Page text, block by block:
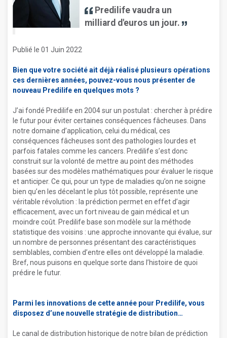
Predilife vaudra un
milliard d'euros un jour.
Publié le 01 Juin 2022
Bien que votre société ait déjà réalisé plusieurs opérations
ces dernières années, pouvez-vous nous présenter de
nouveau Predilife en quelques mots ?
J’ai fondé Predilife en 2004 sur un postulat : chercher à prédire
le futur pour éviter certaines conséquences fâcheuses. Dans
notre domaine d’application, celui du médical, ces
conséquences fâcheuses sont des pathologies lourdes et
parfois fatales comme les cancers. Predilife s’est donc
construit sur la volonté de mettre au point des méthodes
basées sur des modèles mathématiques pour évaluer le risque
et anticiper. Ce qui, pour un type de maladies qu’on ne soigne
bien qu’en les décelant le plus tôt possible, représente une
véritable révolution : la prédiction permet en effet d’agir
efficacement, avec un fort niveau de gain médical et un
moindre coût. Predilife base son modèle sur la méthode
statistique des voisins : une approche innovante qui évalue, sur
un nombre de personnes présentant des caractéristiques
semblables, combien d’entre elles ont développé la maladie.
Bref, nous puisons en quelque sorte dans l’histoire de quoi
prédire le futur.
Parmi les innovations de cette année pour Predilife, vous
disposez d’une nouvelle stratégie de distribution
Le canal de distribution historique de notre bilan de prédiction